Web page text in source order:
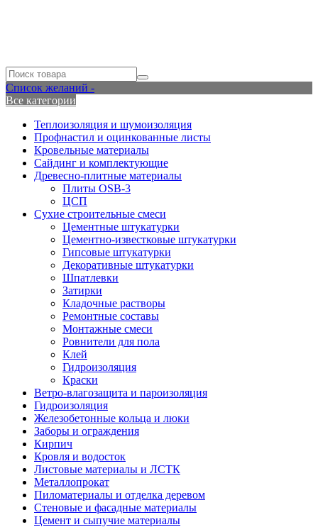
Список желаний -
Все категории
Теплоизоляция и шумоизоляция
Профнастил и оцинкованные листы
Кровельные материалы
Сайдинг и комплектующие
Древесно-плитные материалы
Плиты OSB-3
ЦСП
Сухие строительные смеси
Цементные штукатурки
Цементно-известковые штукатурки
Гипсовые штукатурки
Декоративные штукатурки
Шпатлевки
Затирки
Кладочные растворы
Ремонтные составы
Монтажные смеси
Ровнители для пола
Клей
Гидроизоляция
Краски
Ветро-влагозащита и пароизоляция
Гидроизоляция
Железобетонные кольца и люки
Заборы и ограждения
Кирпич
Кровля и водосток
Листовые материалы и ЛСТК
Металлопрокат
Пиломатериалы и отделка деревом
Стеновые и фасадные материалы
Цемент и сыпучие материалы